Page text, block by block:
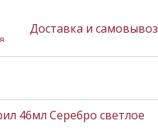
Доставка и самовывоз
46мл Серебро светлое